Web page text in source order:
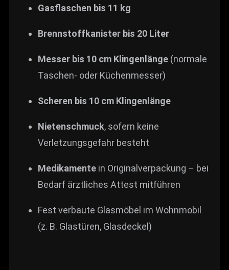
Gasflaschen bis 11 kg
Brennstoffkanister bis 20 Liter
Messer bis 10 cm Klingenlänge (normale
Taschen- oder Küchenmesser)
Scheren bis 10 cm Klingenlänge
Nietenschmuck, sofern keine
Verletzungsgefahr besteht
Medikamente in Originalverpackung – bei
Bedarf ärztliches Attest mitführen
Fest verbaute Glasmöbel im Wohnmobil
(z. B. Glastüren, Glasdeckel)